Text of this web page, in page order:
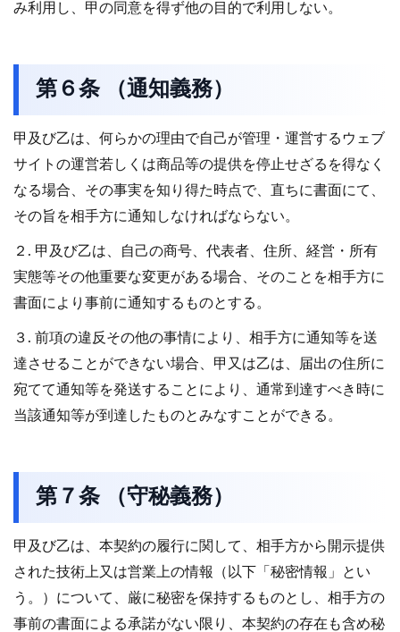
み利用し、甲の同意を得ず他の目的で利用しない。
第６条 （通知義務）
甲及び乙は、何らかの理由で自己が管理・運営するウェブ
サイトの運営若しくは商品等の提供を停止せざるを得なく
なる場合、その事実を知り得た時点で、直ちに書面にて、
その旨を相手方に通知しなければならない。
２. 甲及び乙は、自己の商号、代表者、住所、経営・所有
実態等その他重要な変更がある場合、そのことを相手方に
書面により事前に通知するものとする。
３. 前項の違反その他の事情により、相手方に通知等を送
達させることができない場合、甲又は乙は、届出の住所に
宛てて通知等を発送することにより、通常到達すべき時に
当該通知等が到達したものとみなすことができる。
第７条 （守秘義務）
甲及び乙は、本契約の履行に関して、相手方から開示提供
された技術上又は営業上の情報（以下「秘密情報」とい
う。）について、厳に秘密を保持するものとし、相手方の
事前の書面による承諾がない限り、本契約の存在も含め秘